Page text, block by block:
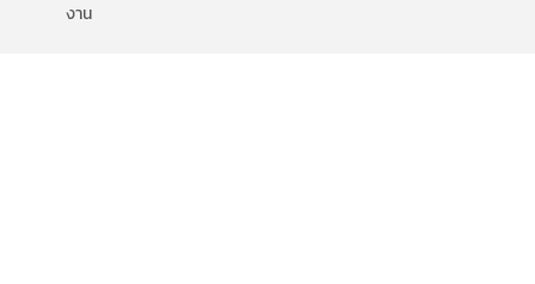
งาน